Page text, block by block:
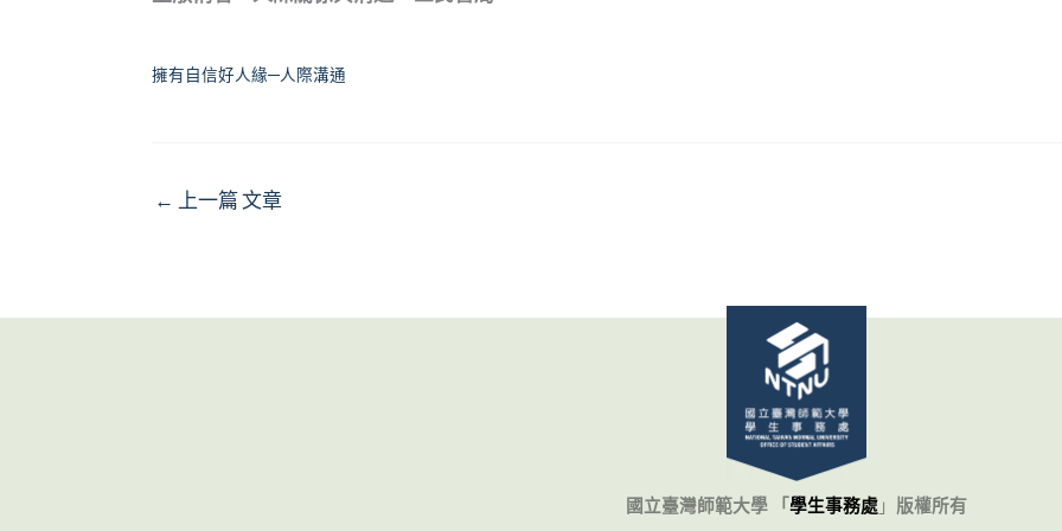
擁有自信好人緣─人際溝通
← 上一篇 文章
國立臺灣師範大學 「學生事務處 」 版權所有